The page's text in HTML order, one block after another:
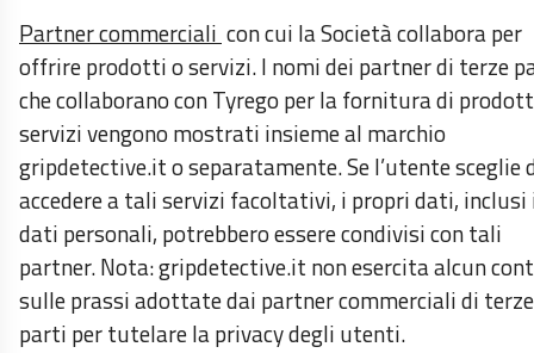
Partner commerciali con cui la Società collabora per
offrire prodotti o servizi. I nomi dei partner di terze
che collaborano con Tyrego per la fornitura di
servizi vengono mostrati insieme al marchio
gripdetective.it o separatamente. Se l’utente sceglie
accedere a tali servizi facoltativi, i propri dati, inclusi
dati personali, potrebbero essere condivisi con tali
partner. Nota: gripdetective.it non esercita alcun
sulle prassi adottate dai partner commerciali di terze
parti per tutelare la privacy degli utenti.